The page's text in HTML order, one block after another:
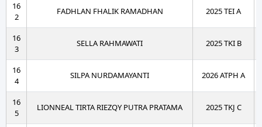
16
2
FADHLAN FHALIK RAMADHAN 2025 TEI A
16
3
SELLA RAHMAWATI 2025 TKI B
16
4
SILPA NURDAMAYANTI 2026 ATPH A
16
5
LIONNEAL TIRTA RIEZQY PUTRA PRATAMA 2025 TKJ C